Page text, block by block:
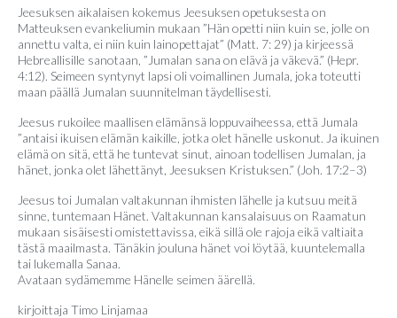
Jeesuksen aikalaisen kokemus Jeesuksen opetuksesta on
Matteuksen evankeliumin mukaan ”Hän opetti niin kuin se, jolle on
annettu valta, ei niin kuin lainopettajat” (Matt. 7: 29) ja kirjeessä
Hebreallisille sanotaan, ”Jumalan sana on elävä ja väkevä.” (Hepr.
4:12). Seimeen syntynyt lapsi oli voimallinen Jumala, joka toteutti
maan päällä Jumalan suunnitelman täydellisesti.
Jeesus rukoilee maallisen elämänsä loppuvaiheessa, että Jumala
”antaisi ikuisen elämän kaikille, jotka olet hänelle uskonut. Ja ikuinen
elämä on sitä, että he tuntevat sinut, ainoan todellisen Jumalan, ja
hänet, jonka olet lähettänyt, Jeesuksen Kristuksen.” (Joh. 17:2–3)
Jeesus toi Jumalan valtakunnan ihmisten lähelle ja kutsuu meitä
sinne, tuntemaan Hänet. Valtakunnan kansalaisuus on Raamatun
mukaan sisäisesti omistettavissa, eikä sillä ole rajoja eikä valtiaita
tästä maailmasta. Tänäkin jouluna hänet voi löytää, kuuntelemalla
tai lukemalla Sanaa.
Avataan sydämemme Hänelle seimen äärellä.
kirjoittaja Timo Linjamaa